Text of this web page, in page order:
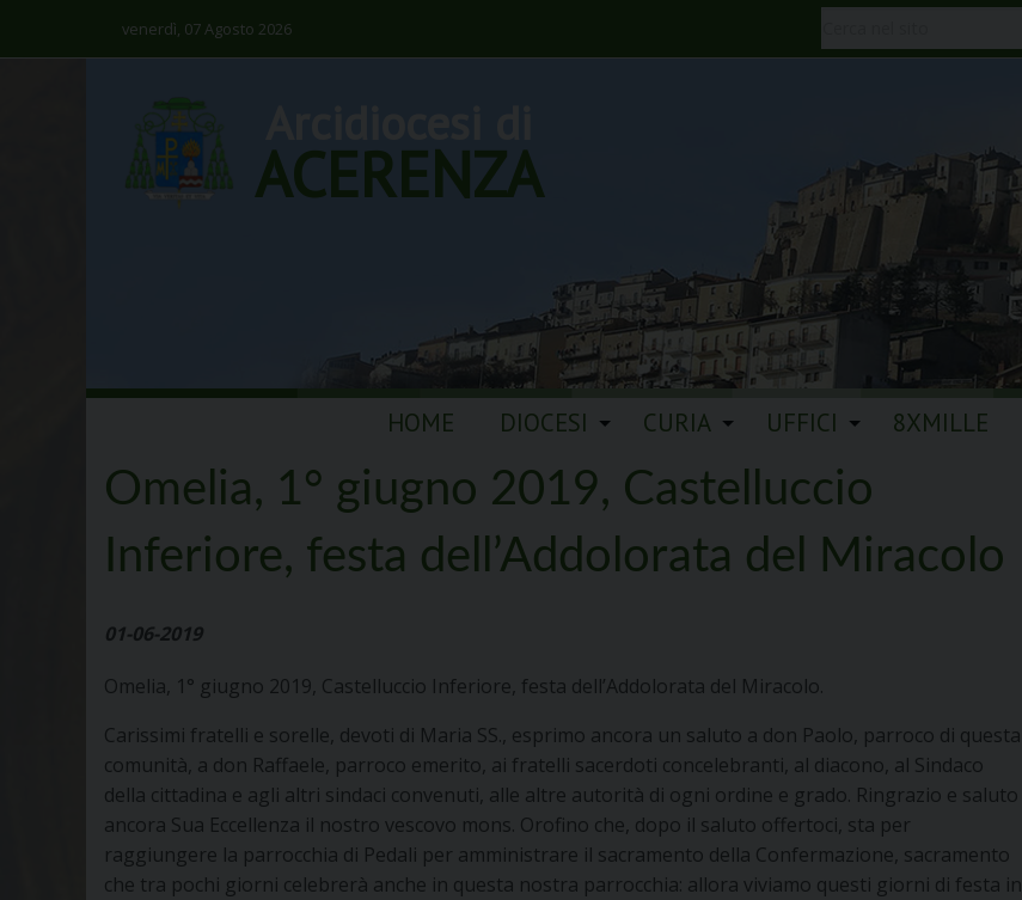
venerdì, 07 Agosto 2026
ACERENZA
content
HOME DIOCESI CURIA UFFICI 8XMILLE
Omelia, 1° giugno 2019, Castelluccio
Inferiore, festa dell’Addolorata del Miracolo
01-06-2019
Omelia, 1° giugno 2019, Castelluccio Inferiore, festa dell’Addolorata del Miracolo.
Carissimi fratelli e sorelle, devoti di Maria SS., esprimo ancora un saluto a don Paolo, parroco di questa
comunità, a don Raffaele, parroco emerito, ai fratelli sacerdoti concelebranti, al diacono, al Sindaco
della cittadina e agli altri sindaci convenuti, alle altre autorità di ogni ordine e grado. Ringrazio e saluto
ancora Sua Eccellenza il nostro vescovo mons. Orofino che, dopo il saluto offertoci, sta per
raggiungere la parrocchia di Pedali per amministrare il sacramento della Confermazione, sacramento
che tra pochi giorni celebrerà anche in questa nostra parrocchia: allora viviamo questi giorni di festa in